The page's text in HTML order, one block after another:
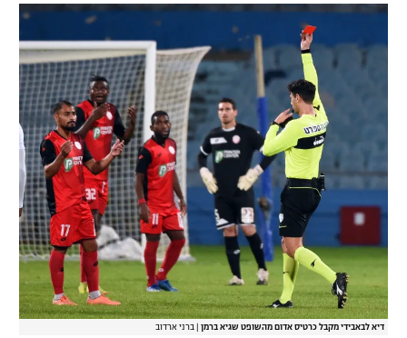
דיא לבאבידי מקבל כרטיס אדום מהשופט שגיא ברמן ברני ארדוב